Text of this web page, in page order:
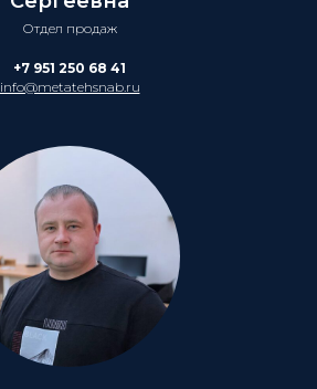
Отдел продаж
+7 951 250 68 41
info@metatehsnab.ru